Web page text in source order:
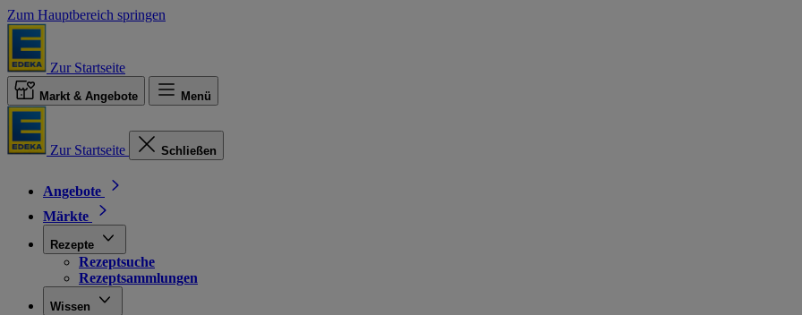
Zum Hauptbereich springen
Zur Startseite
Markt & Angebote Menü
Zur Startseite Schließen
Angebote
Märkte
Rezepte
Rezeptsuche
Rezeptsammlungen
Wissen